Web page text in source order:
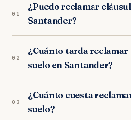
01
¿Puedo reclamar
Santander?
especialistas en cláusula
caso gratuitamente y
resultados. Los juzgados
criterio favorable al
02
¿Cuánto tarda reclamar
suelo en Santander?
completo dura entre 10-14
fase extrajudicial (1 mes) y,
03
¿Cuánto cuesta
suelo?